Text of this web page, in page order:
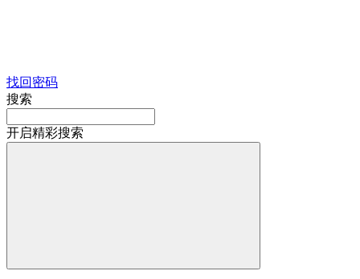
找回密码
搜索
开启精彩搜索